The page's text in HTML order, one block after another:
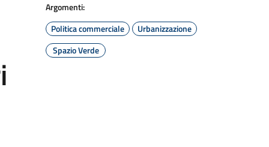
Argomenti:
Politica commerciale
Urbanizzazione
Spazio Verde